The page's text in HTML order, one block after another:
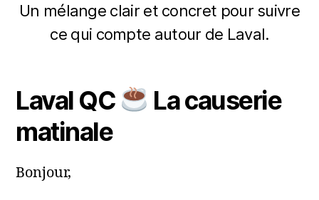
Un mélange clair et concret pour suivre
ce qui compte autour de Laval.
l'article
P
a
ri
a
l’article
8
m
2
Laval QC
La causerie
matinale
Bonjour,